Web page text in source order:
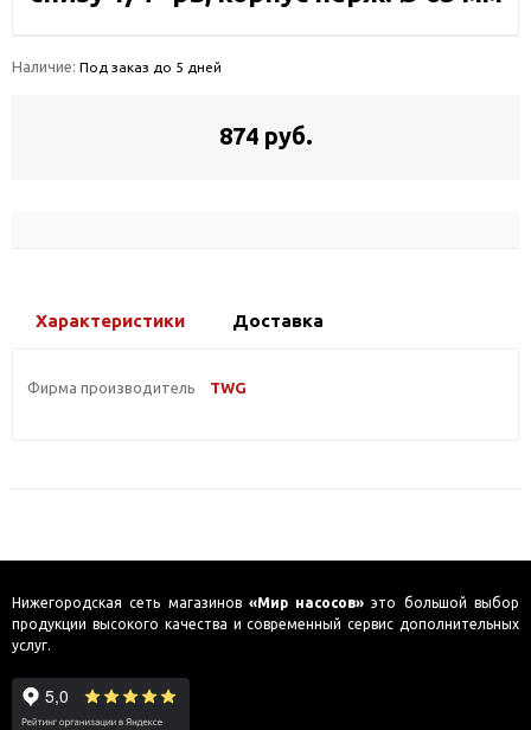
Наличие: Под заказ до 5 дней
874 руб.
Характеристики Доставка
Фирма производитель TWG
Нижегородская сеть магазинов «Мир насосов» это большой выбор
продукции высокого качества и современный сервис дополнительных
услуг.